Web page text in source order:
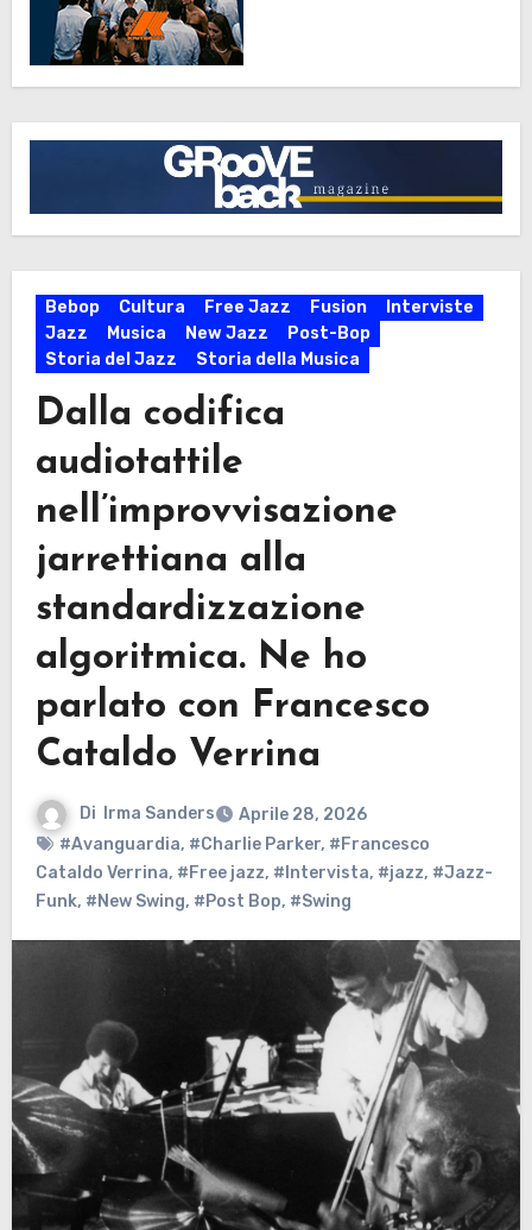
Bebop Cultura Free Jazz Fusion
Interviste
Jazz
Musica New Jazz
Post-Bop
Storia del Jazz
Storia della Musica
Dalla codifica
audiotattile
nell’improvvisazione
jarrettiana alla
standardizzazione
algoritmica. Ne ho
parlato con Francesco
Cataldo Verrina
Di Irma Sanders
Aprile 28, 2026
#Avanguardia, #Charlie Parker, #Francesco
Cataldo Verrina, #Free jazz, #Intervista, #jazz, #Jazz-
Funk, #New Swing, #Post Bop, #Swing